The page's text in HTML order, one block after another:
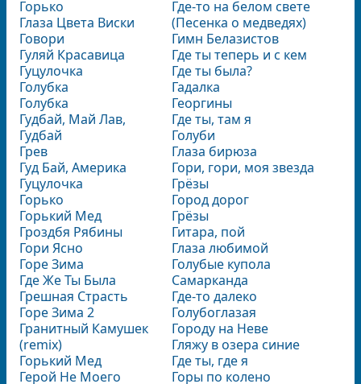
Горько
Глаза Цвета Виски
Говори
Гуляй Красавица
Гуцулочка
Голубка
Голубка
Гудбай, Май Лав,
Гудбай
Грев
Гуд Бай, Америка
Гуцулочка
Горько
Горький Мед
Гроздбя Рябины
Гори Ясно
Горе Зима
Где Же Ты Была
Грешная Страсть
Горе Зима 2
Гранитный Камушек
(remix)
Горький Мед
Герой Не Моего
Где-то на белом свете
(Песенка о медведях)
Гимн Белазистов
Где ты теперь и с кем
Где ты была?
Гадалка
Георгины
Где ты, там я
Голуби
Глаза бирюза
Гори, гори, моя звезда
Грёзы
Город дорог
Грёзы
Гитара, пой
Глаза любимой
Голубые купола
Самарканда
Где-то далеко
Голубоглазая
Городу на Неве
Гляжу в озера синие
Где ты, где я
Горы по колено